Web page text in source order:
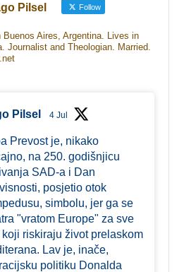
Pilsel Follow
Buenos Aires, Argentina. Lives in
Journalist and Theologian. Married.
Pilsel 4 Jul
Prevost je, nikako
na 250. godišnjicu
SAD-a i Dan
posjetio otok
simbolu, jer ga se
"vratom Europe" za sve
koji riskiraju život prelaskom
Lav je, inače,
politiku Donalda